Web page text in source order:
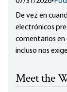
De vez en
electrónicos
comentarios en
incluso nos
Meet the